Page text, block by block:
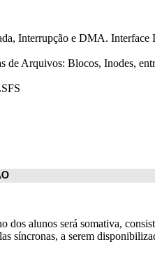
Interrupção e DMA.
de Arquivos: Blocos, Inodes,
dos alunos será somativa,
síncronas, a serem